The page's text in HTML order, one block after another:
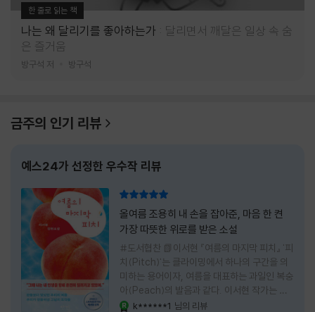
한 줄로 읽는 책
나는 왜 달리기를 좋아하는가
달리면서 깨달은 일상 속 숨
은 즐거움
방구석 저 방구석
금주의 인기 리뷰
예스24가 선정한 우수작 리뷰
올여름 조용히 내 손을 잡아준, 마음 한 켠
가장 따뜻한 위로를 받은 소설
#도서협찬 📗이서현 『여름의 마지막 피치』 '피
치(Pitch)'는 클라이밍에서 하나의 구간을 의
미하는 용어이자, 여름을 대표하는 과일인 복숭
아(Peach)의 발음과 같다. 이서현 작가는 이
중의적인 제목 안에 소설이 전하고 싶은 메시지
k******1 님의 리뷰